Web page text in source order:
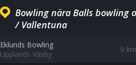
Bowling nära Balls bowling
/ Vallentuna
Eklunds Bowling
Upplands Väsby
9 km